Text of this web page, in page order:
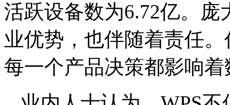
活跃设备数为6.72亿。
业优势，也伴随着责任
每一个产品决策都影响